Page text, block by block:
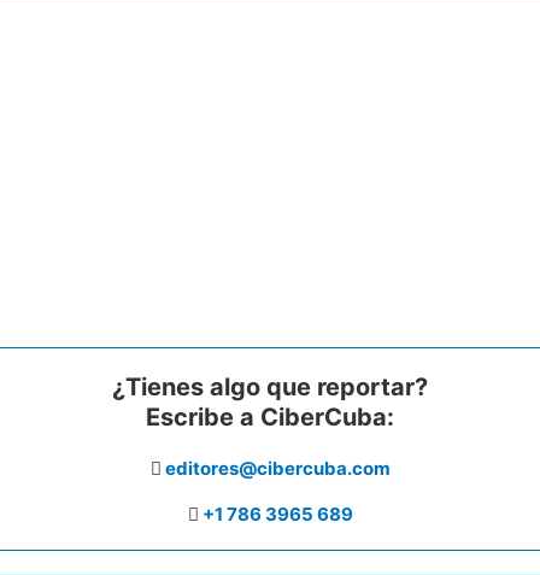
¿Tienes algo que reportar?
Escribe a CiberCuba:
editores@cibercuba.com
+1 786 3965 689